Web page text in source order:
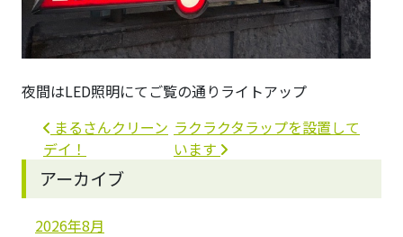
夜間はLED照明にてご覧の通りライトアップ
投稿ナビゲーション
まるさんクリーン
デイ！
ラクラクタラップを設置して
います
アーカイブ
2026年8月